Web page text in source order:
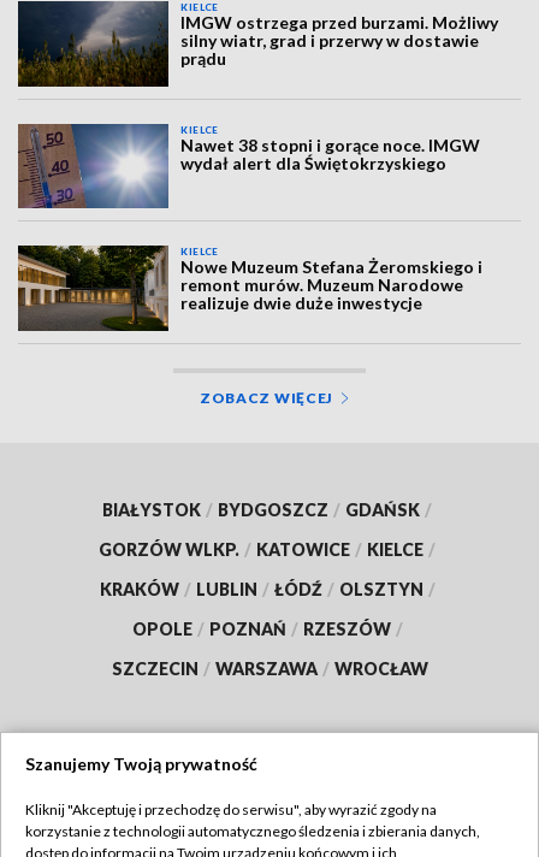
KIELCE
IMGW ostrzega przed burzami. Możliwy
silny wiatr, grad i przerwy w dostawie
prądu
KIELCE
Nawet 38 stopni i gorące noce. IMGW
wydał alert dla Świętokrzyskiego
KIELCE
Nowe Muzeum Stefana Żeromskiego i
remont murów. Muzeum Narodowe
realizuje dwie duże inwestycje
ZOBACZ WIĘCEJ
BIAŁYSTOK / BYDGOSZCZ / GDAŃSK /
GORZÓW WLKP. / KATOWICE / KIELCE /
KRAKÓW / LUBLIN / ŁÓDŹ / OLSZTYN /
OPOLE / POZNAŃ / RZESZÓW /
SZCZECIN / WARSZAWA / WROCŁAW
TVP
Szanujemy Twoją prywatność
Kliknij "Akceptuję i przechodzę do serwisu", aby wyrazić zgody na
korzystanie z technologii automatycznego śledzenia i zbierania danych,
dostęp do informacji na Twoim urządzeniu końcowym i ich